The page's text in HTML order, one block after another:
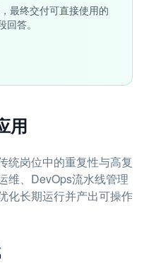
最终交付可直接使用的
答。
用
统岗位中的重复性与高复
维、DevOps流水线管理
化长期运行并产出可操作